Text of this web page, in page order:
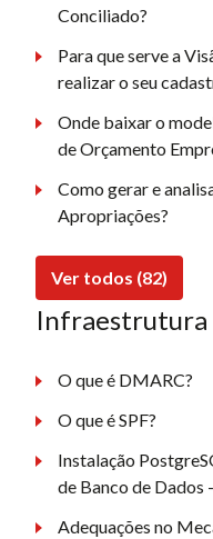
Conciliado?
Para que serve a
realizar o seu
Onde baixar o
de Orçamento
Como gerar e
Apropriações?
Ver todos (82)
Infraestrutura
O que é DMARC?
O que é SPF?
Instalação
de Banco de Dados
Adequações no